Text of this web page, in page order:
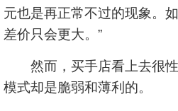
元也是再正常不过的现象。
差价只会更大。”
然而，买手店看上去很性
模式却是脆弱和薄利的。